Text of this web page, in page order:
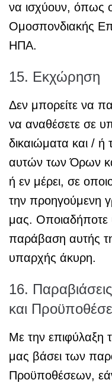
να ισχύουν, όπως
Ομοσπονδιακής
ΗΠΑ.
15. Εκχώρηση
Δεν μπορείτε να
να αναθέσετε σε
δικαιώματα και / ή
αυτών των Όρων
ή εν μέρει, σε
την προηγούμενη
μας. Οποιαδήποτε
παράβαση αυτής
υπαρχής άκυρη.
16.
και
Με την επιφύλαξη
μας βάσει των
Προϋποθέσεων,